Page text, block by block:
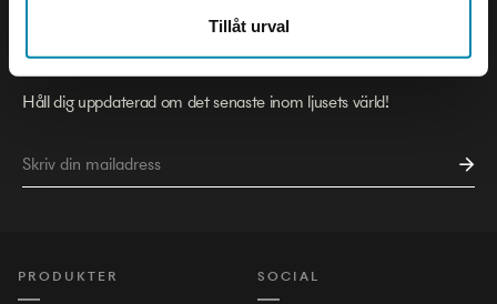
Tillåt urval
Håll dig uppdaterad om det senaste inom ljusets värld!
PRODUKTER SOCIAL